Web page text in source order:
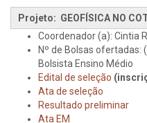
Projeto: GEOFÍSICA NO
Coordenador (a): Cintia
Nº de Bolsas ofertadas:
Bolsista Ensino Médio
Edital de seleção
Ata de seleção
Resultado preliminar
Ata EM